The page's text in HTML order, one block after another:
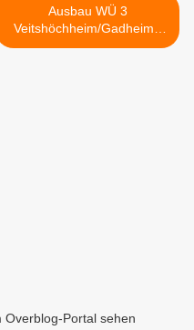
Ausbau WÜ 3
Veitshöchheim/Gadheim -
Folge 5: Seit der
Overblog-Portal sehen